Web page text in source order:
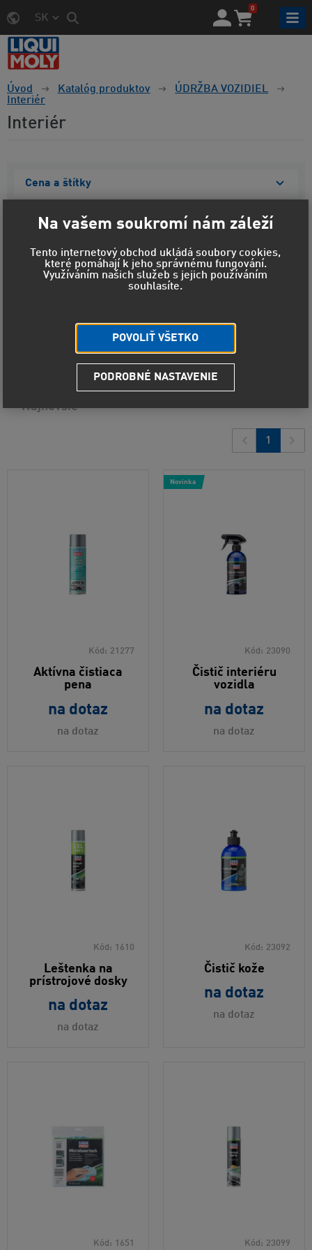
SK
0
Úvod Katalóg produktov
ÚDRŽBA VOZIDIEL
Interiér
Interiér
Cena a štítky
Materiál obalu
Zobraziť vybrané
Predvolené radenie
Od najlacnejšieho
Od najdrahšieho
Najnovšie
12produktov
1
Kód: 21277
Aktívna čistiaca
pena
na dotaz
na dotaz
Kód: 23090
Čistič interiéru
vozidla
na dotaz
na dotaz
Novinka
Kód: 1610
Leštenka na
prístrojové dosky
na dotaz
na dotaz
Kód: 23092
Čistič kože
na dotaz
na dotaz
Kód: 1651 Kód: 23099
Na vašem soukromí nám záleží
Tento internetový obchod ukládá soubory cookies,
které pomáhají k jeho správnému fungování.
Využíváním našich služeb s jejich používáním
souhlasíte.
POVOLIŤ VŠETKO
PODROBNÉ NASTAVENIE